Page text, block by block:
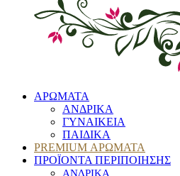
ΑΡΩΜΑΤΑ
ΑΝΔΡΙΚΑ
ΓΥΝΑΙΚΕΙΑ
ΠΑΙΔΙΚΑ
PREMIUM ΑΡΩΜΑΤΑ
ΠΡΟΪΟΝΤΑ ΠΕΡΙΠΟΙΗΣΗΣ
ΑΝΔΡΙΚΑ